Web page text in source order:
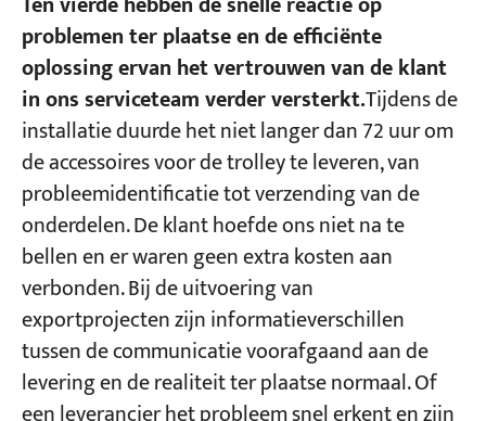
problemen ter plaatse en de efficiënte
oplossing ervan het vertrouwen van de klant
in ons serviceteam verder versterkt.Tijdens de
installatie duurde het niet langer dan 72 uur om
de accessoires voor de trolley te leveren, van
probleemidentificatie tot verzending van de
onderdelen. De klant hoefde ons niet na te
bellen en er waren geen extra kosten aan
verbonden. Bij de uitvoering van
exportprojecten zijn informatieverschillen
tussen de communicatie voorafgaand aan de
levering en de realiteit ter plaatse normaal. Of